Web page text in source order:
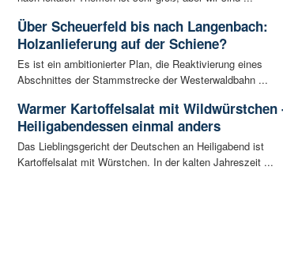
Über Scheuerfeld bis nach Langenbach:
Holzanlieferung auf der Schiene?
Es ist ein ambitionierter Plan, die Reaktivierung eines
Abschnittes der Stammstrecke der Westerwaldbahn ...
Warmer Kartoffelsalat mit Wildwürstchen
Heiligabendessen einmal anders
Das Lieblingsgericht der Deutschen an Heiligabend ist
Kartoffelsalat mit Würstchen. In der kalten Jahreszeit ...